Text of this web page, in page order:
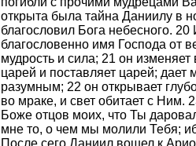
открыта была тайна Даниилу в
благословил Бога небесного.
благословенно имя Господа от
мудрость и сила; 21 он изменяет
царей и поставляет царей;
разумным; 22 он открывает
во мраке, и свет обитает с
Боже отцов моих, что Ты
мне то, о чем мы молили Тебя;
После сего Даниил вошел к